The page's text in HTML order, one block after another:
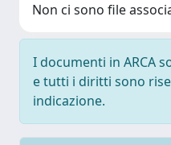
Non ci sono file
I documenti in ARCA
e tutti i diritti sono
indicazione.